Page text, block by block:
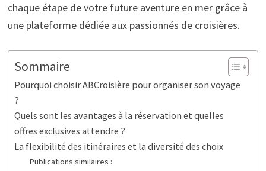
chaque étape de votre future aventure en mer grâce à
une plateforme dédiée aux passionnés de croisières.
Sommaire
Pourquoi choisir ABCroisière pour organiser son voyage
?
Quels sont les avantages à la réservation et quelles
offres exclusives attendre ?
La flexibilité des itinéraires et la diversité des choix
Publications similaires :